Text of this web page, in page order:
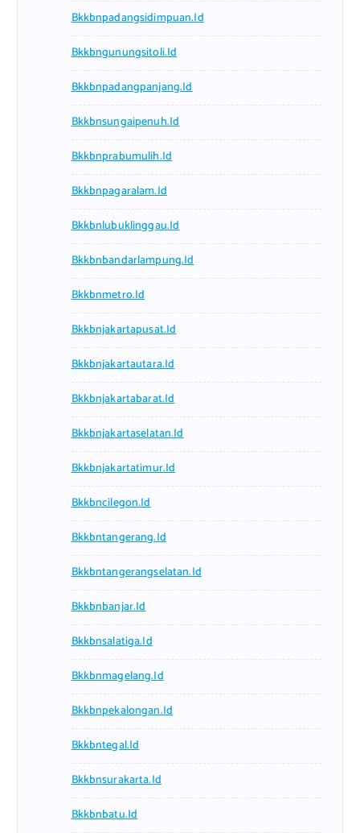
Bkkbnpadangsidimpuan.id
Bkkbngunungsitoli.id
Bkkbnpadangpanjang.id
Bkkbnsungaipenuh.id
Bkkbnprabumulih.id
Bkkbnpagaralam.id
Bkkbnlubuklinggau.id
Bkkbnbandarlampung.id
Bkkbnmetro.id
Bkkbnjakartapusat.id
Bkkbnjakartautara.id
Bkkbnjakartabarat.id
Bkkbnjakartaselatan.id
Bkkbnjakartatimur.id
Bkkbncilegon.id
Bkkbntangerang.id
Bkkbntangerangselatan.id
Bkkbnbanjar.id
Bkkbnsalatiga.id
Bkkbnmagelang.id
Bkkbnpekalongan.id
Bkkbntegal.id
Bkkbnsurakarta.id
Bkkbnbatu.id